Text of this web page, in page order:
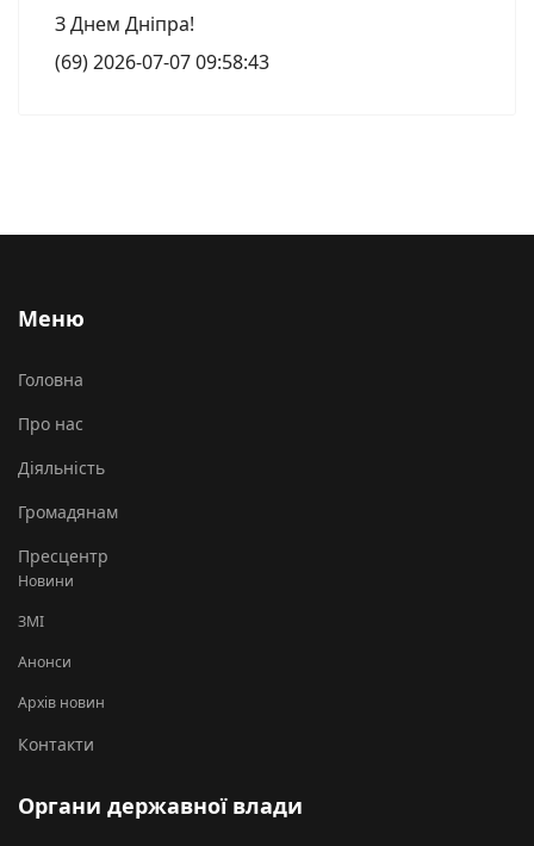
З Днем Дніпра!
(69)2026-07-07 09:58:43
Меню
Головна
Про нас
Діяльність
Громадянам
Пресцентр
Новини
ЗМІ
Анонси
Архів новин
Контакти
Органи державної влади